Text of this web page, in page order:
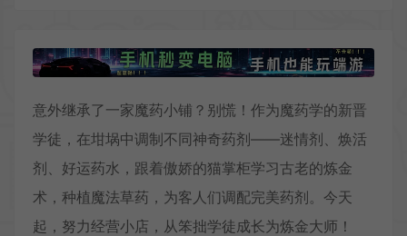
意外继承了一家魔药小铺？别慌！作为魔药学的新晋
学徒，在坩埚中调制不同神奇药剂——迷情剂、焕活
剂、好运药水，跟着傲娇的猫掌柜学习古老的炼金
术，种植魔法草药，为客人们调配完美药剂。今天
起，努力经营小店，从笨拙学徒成长为炼金大师！